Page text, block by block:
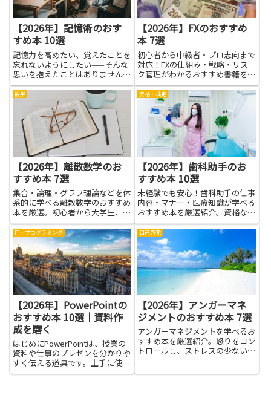
【2026年】記憶術のおす
すめ本 10選
記憶力を高めたい、覚えたことを
忘れないようにしたい——そんな
思いを抱えたことはありません
か？勉強や仕事、人間関係におい
て「記憶」はあらゆる場面で重要
な役割を果たします。最近では、
効率的な暗記方法や脳の特性を活
かした「記憶術」が注目されてお
り...
【2026年】FXのおすすめ
本 7選
初心者から中級者・プロ志向まで
対応！FXの仕組み・戦略・リス
ク管理がわかるおすすめ書籍を厳
選紹介。
数学
【2026年】離散数学のお
すすめ本 7選
集合・論理・グラフ理論などを体
系的に学べる離散数学のおすすめ
本を厳選。初心者から大学生、情
報系の社会人まで幅広く対応。
資格・検定
【2026年】歯科助手のお
すすめ本 10選
未経験でも安心！歯科助手の仕事
内容・マナー・医療知識が学べる
おすすめ本を厳選紹介。資格なし
でも長く働けるヒント満載。
IT・プログラミング
【2026年】PowerPointの
おすすめ本 10選｜資料作
成を磨く
はじめにPowerPointは、授業の
資料や仕事のプレゼンを分かりや
すく伝える道具です。上手に使え
ば、伝えたい内容が聴衆に伝わり
自己啓発
【2026年】アンガーマネ
ジメントのおすすめ本 7選
アンガーマネジメントを学べるお
すすめ本を厳選紹介。怒りをコン
トロールし、ストレスの少ない毎